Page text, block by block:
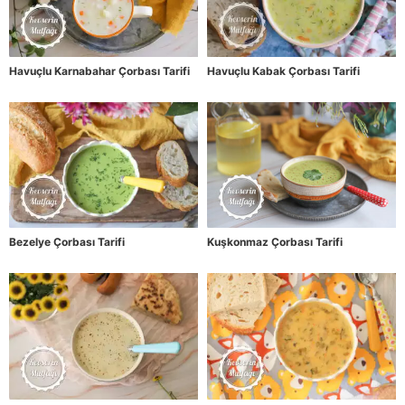
Havuçlu Karnabahar Çorbası Tarifi Havuçlu Kabak Çorbası Tarifi
Bezelye Çorbası Tarifi Kuşkonmaz Çorbası Tarifi